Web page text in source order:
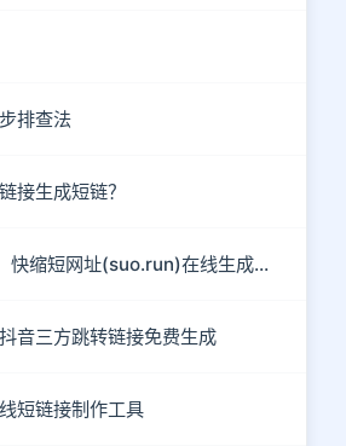
排查法
接生成短链？
3分钟搞定防红链接！快缩短网址(suo.run)在线生成指南
音三方跳转链接免费生成
短链接制作工具